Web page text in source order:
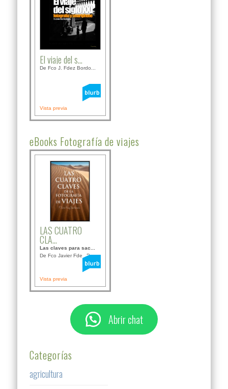
El viaje del s...
De Fco J. Fdez Bordo...
Vista previa
eBooks Fotografía de viajes
LAS CUATRO
CLA...
Las claves para sac...
De Fco Javier Fdez B...
Vista previa
Abrir chat
Categorías
agricultura